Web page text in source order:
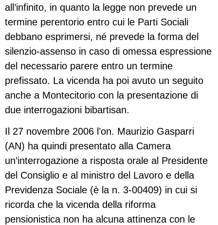
all’infinito, in quanto la legge non prevede un
termine perentorio entro cui le Parti Sociali
debbano esprimersi, né prevede la forma del
silenzio-assenso in caso di omessa espressione
del necessario parere entro un termine
prefissato. La vicenda ha poi avuto un seguito
anche a Montecitorio con la presentazione di
due interrogazioni bibartisan.
Il 27 novembre 2006 l’on. Maurizio Gasparri
(AN) ha quindi presentato alla Camera
un’interrogazione a risposta orale al Presidente
del Consiglio e al ministro del Lavoro e della
Previdenza Sociale (è la n. 3-00409) in cui si
ricorda che la vicenda della riforma
pensionistica non ha alcuna attinenza con le